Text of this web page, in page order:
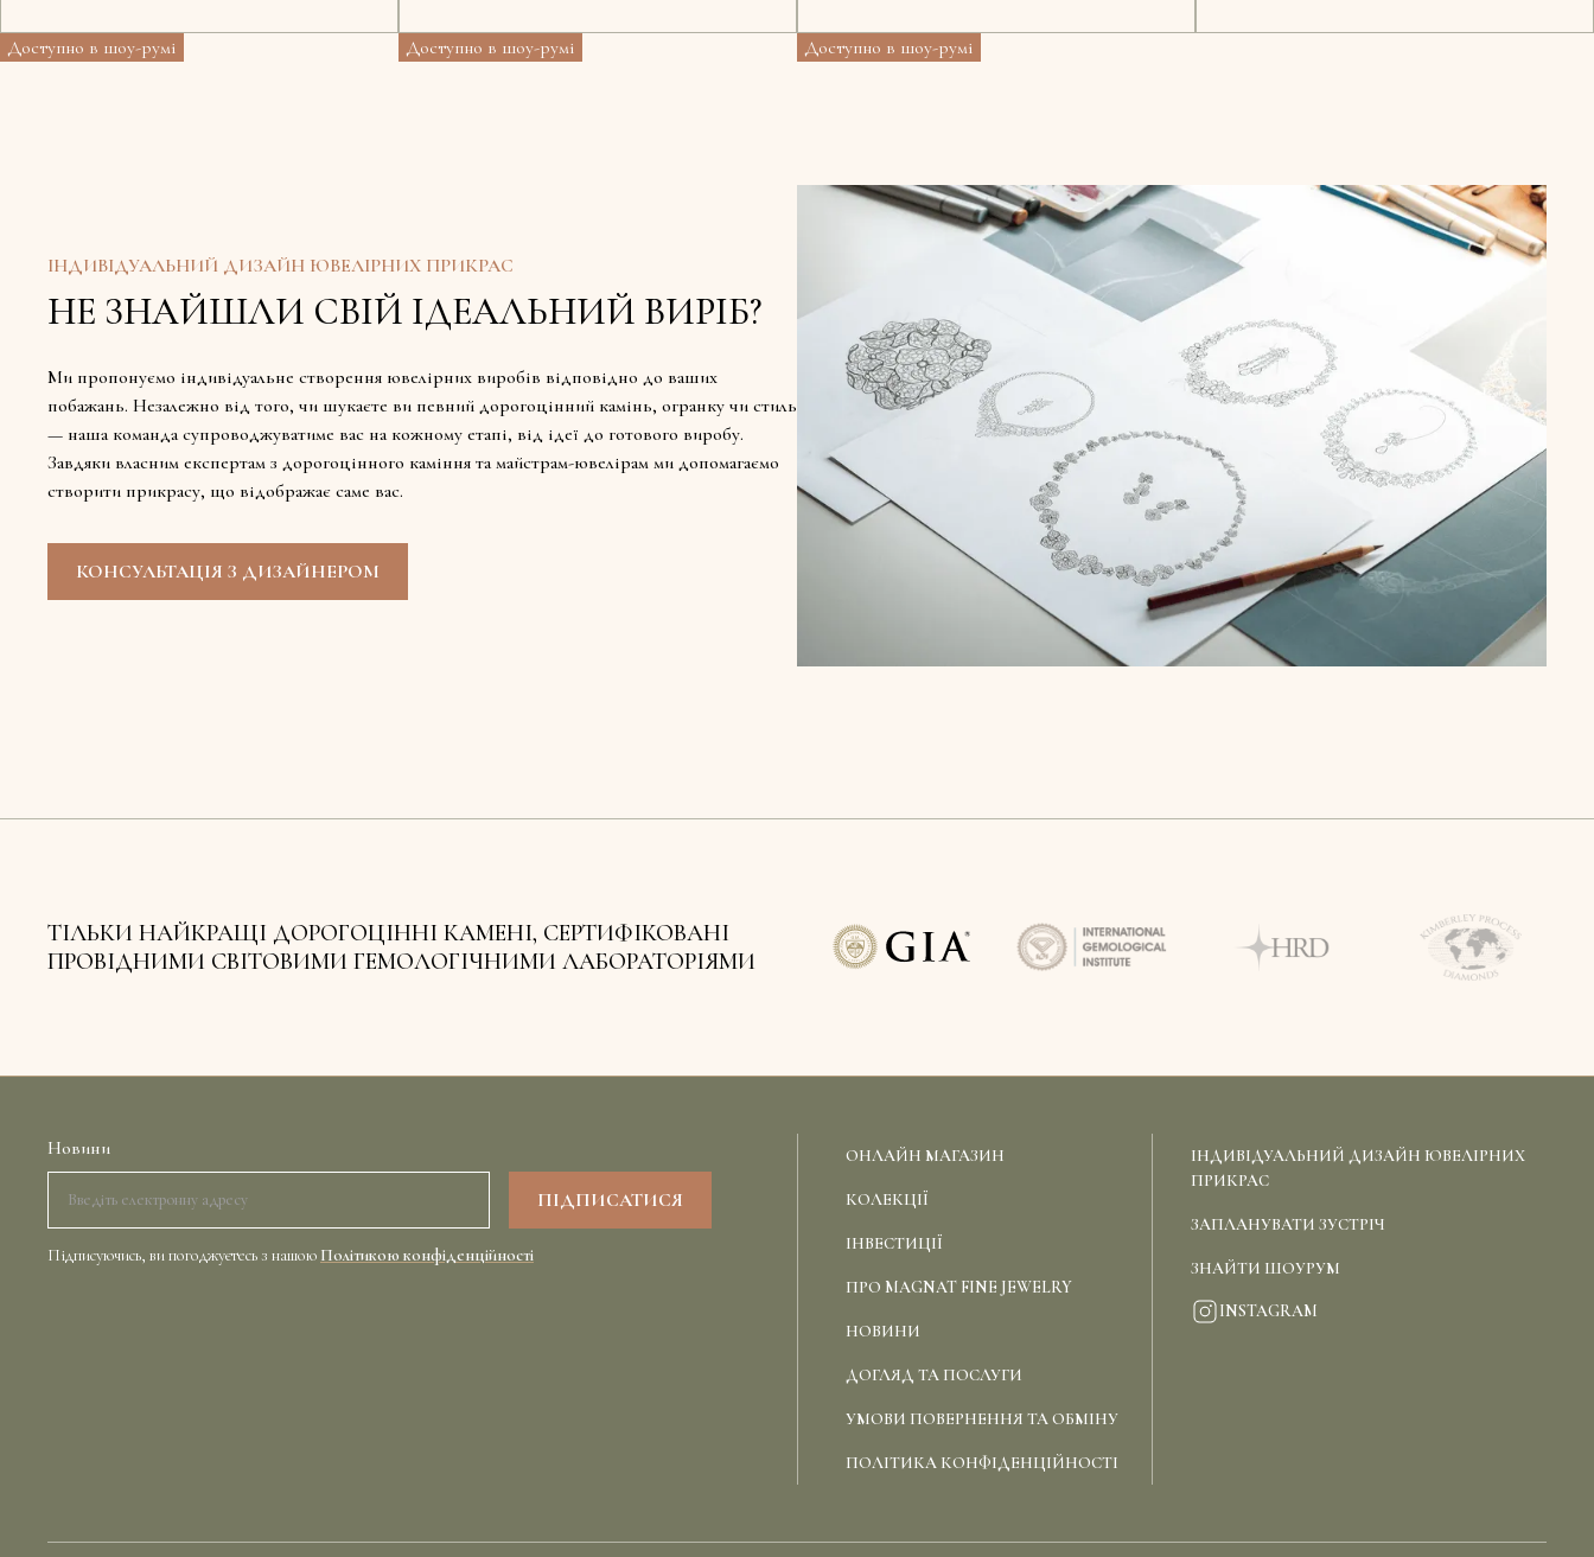
Доступно в шоу-румі Доступно в шоу-румі Доступно в шоу-румі
ІНДИВІДУАЛЬНИЙ ДИЗАЙН ЮВЕЛІРНИХ ПРИКРАС
НЕ ЗНАЙШЛИ СВІЙ ІДЕАЛЬНИЙ ВИРІБ?
Ми пропонуємо індивідуальне створення ювелірних виробів відповідно до ваших
побажань. Незалежно від того, чи шукаєте ви певний дорогоцінний камінь, огранку чи стиль
— наша команда супроводжуватиме вас на кожному етапі, від ідеї до готового виробу.
Завдяки власним експертам з дорогоцінного каміння та майстрам-ювелірам ми допомагаємо
створити прикрасу, що відображає саме вас.
КОНСУЛЬТАЦІЯ З ДИЗАЙНЕРОМ
ТІЛЬКИ НАЙКРАЩІ ДОРОГОЦІННІ КАМЕНІ, СЕРТИФІКОВАНІ
ПРОВІДНИМИ СВІТОВИМИ ГЕМОЛОГІЧНИМИ ЛАБОРАТОРІЯМИ
Новини
Підписуючись, ви погоджуєтесь з нашою Політикою конфіденційності
ОНЛАЙН МАГАЗИН
КОЛЕКЦІЇ
ІНВЕСТИЦІЇ
ПРО MAGNAT FINE JEWELRY
НОВИНИ
ДОГЛЯД ТА ПОСЛУГИ
УМОВИ ПОВЕРНЕННЯ ТА ОБМІНУ
ПОЛІТИКА КОНФІДЕНЦІЙНОСТІ
ІНДИВІДУАЛЬНИЙ ДИЗАЙН ЮВЕЛІРНИХ
ПРИКРАС
ЗАПЛАНУВАТИ ЗУСТРІЧ
ЗНАЙТИ ШОУРУМ
INSTAGRAM